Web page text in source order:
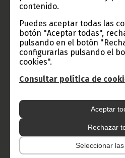
contenido.
Puedes aceptar todas las
botón "Aceptar todas",
pulsando en el botón
configurarlas pulsando el
cookies".
Consultar política de
Aceptar
Rechazar
Seleccionar
El Secretario General del Partido
Ecuatorial se reunió el pasado
con distintos responsables del
Congreso Nacional Ordinario.
Noticias